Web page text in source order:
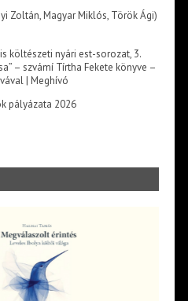
Zoltán, Magyar Miklós, Török Ági)
költészeti nyári est-sorozat, 3.
– szvámí Tírtha Fekete könyve –
| Meghívó
pályázata 2026